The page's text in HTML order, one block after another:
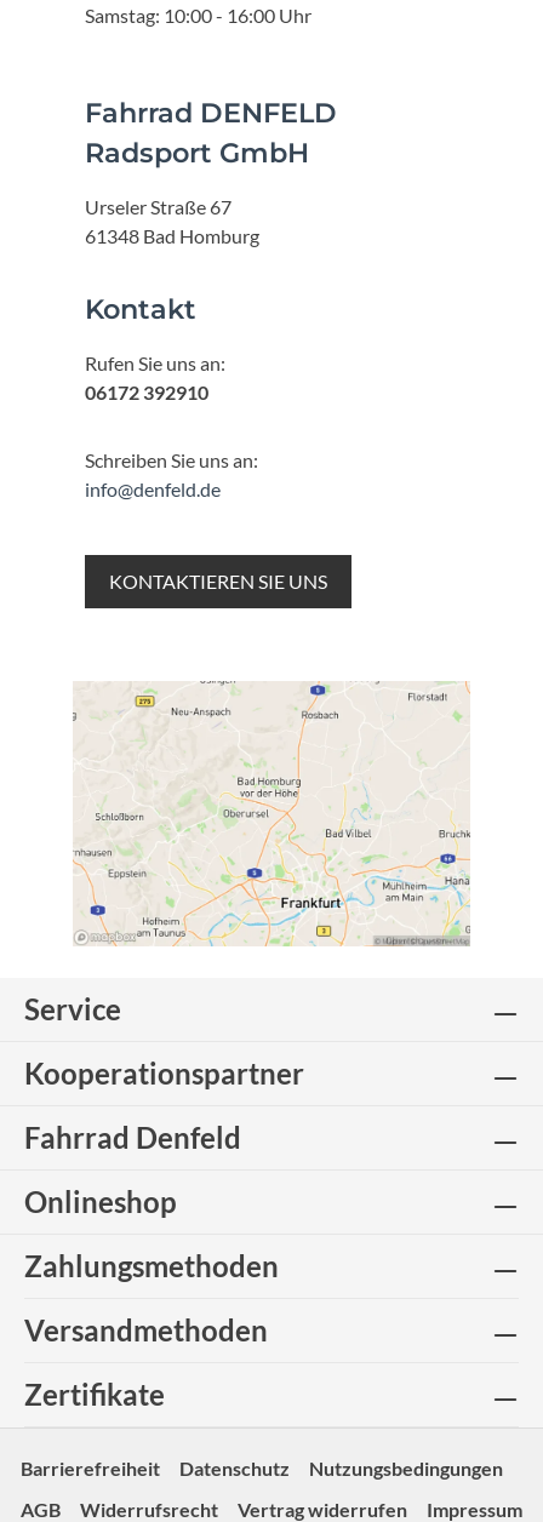
Samstag: 10:00 - 16:00 Uhr
Fahrrad DENFELD
Radsport GmbH
Urseler Straße 67
61348 Bad Homburg
Kontakt
Rufen Sie uns an:
06172 392910
Schreiben Sie uns an:
info@denfeld.de
KONTAKTIEREN SIE UNS
Service
Kooperationspartner
Fahrrad Denfeld
Onlineshop
Zahlungsmethoden
Versandmethoden
Zertifikate
Barrierefreiheit Datenschutz
Nutzungsbedingungen
AGB
Widerrufsrecht Vertrag widerrufen Impressum